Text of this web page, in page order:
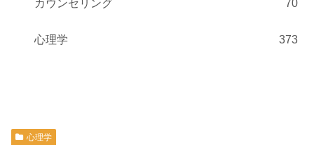
カウンセリング 70
心理学 373
心理学